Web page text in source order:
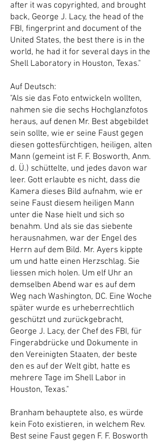
after it was copyrighted, and brought
back, George J. Lacy, the head of the
FBI, fingerprint and document of the
United States, the best there is in the
world, he had it for several days in the
Shell Laboratory in Houston, Texas."
Auf Deutsch:
"Als sie das Foto entwickeln wollten,
nahmen sie die sechs Hochglanzfotos
heraus, auf denen Mr. Best abgebildet
sein sollte, wie er seine Faust gegen
diesen gottesfürchtigen, heiligen, alten
Mann (gemeint ist F. F. Bosworth, Anm.
d. Ü.) schüttelte, und jedes davon war
leer. Gott erlaubte es nicht, dass die
Kamera dieses Bild aufnahm, wie er
seine Faust diesem heiligen Mann
unter die Nase hielt und sich so
benahm. Und als sie das siebente
herausnahmen, war der Engel des
Herrn auf dem Bild. Mr. Ayers kippte
um und hatte einen Herzschlag. Sie
liessen mich holen. Um elf Uhr an
demselben Abend war es auf dem
Weg nach Washington, DC. Eine Woche
später wurde es urheberrechtlich
geschützt und zurückgebracht,
George J. Lacy, der Chef des FBI, für
Fingerabdrücke und Dokumente in
den Vereinigten Staaten, der beste
den es auf der Welt gibt, hatte es
mehrere Tage im Shell Labor in
Houston, Texas."
Branham behauptete also, es würde
kein Foto existieren, in welchem Rev.
Best seine Faust gegen F. F. Bosworth